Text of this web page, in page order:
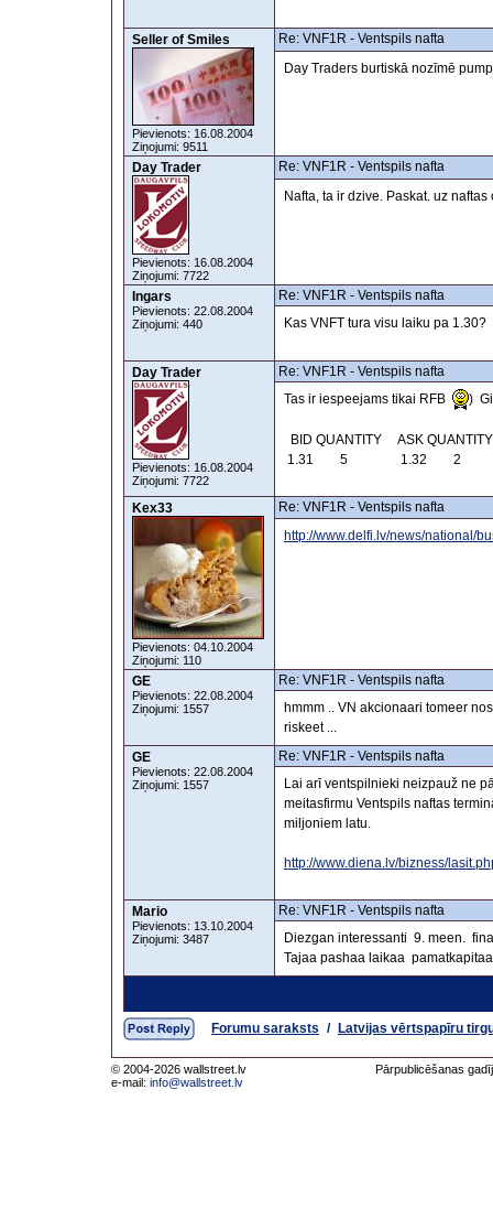
Seller of Smiles
Pievienots: 16.08.2004
Ziņojumi: 9511
Re: VNF1R - Ventspils nafta
Day Traders burtiskā nozīmē
Day Trader
Pievienots: 16.08.2004
Ziņojumi: 7722
Re: VNF1R - Ventspils nafta
Nafta, ta ir dzive. Paskat. uz naftas
Ingars
Pievienots: 22.08.2004
Ziņojumi: 440
Re: VNF1R - Ventspils nafta
Kas VNFT tura visu laiku pa 1.30?
Day Trader
Pievienots: 16.08.2004
Ziņojumi: 7722
Re: VNF1R - Ventspils nafta
Tas ir iespeejams tikai RFB
)
BID QUANTITY ASK QUANTITY
1.31 5 1.32 2
Kex33
Pievienots: 04.10.2004
Ziņojumi: 110
Re: VNF1R - Ventspils nafta
http://www.delfi.lv/news/national/
GE
Pievienots: 22.08.2004
Ziņojumi: 1557
Re: VNF1R - Ventspils nafta
hmmm .. VN akcionaari tomeer
riskeet ...
GE
Pievienots: 22.08.2004
Ziņojumi: 1557
Re: VNF1R - Ventspils nafta
Lai arī ventspilnieki neizpauž ne
meitasfirmu Ventspils naftas
miljoniem latu.
http://www.diena.lv/bizness/
Mario
Pievienots: 13.10.2004
Ziņojumi: 3487
Re: VNF1R - Ventspils nafta
Diezgan interessanti 9. meen.
Tajaa pashaa laikaa
Forumu saraksts / Latvijas vērtspapīru
© 2004-2026 wallstreet.lv
e-mail: info@wallstreet.lv
Pārpublicēšanas